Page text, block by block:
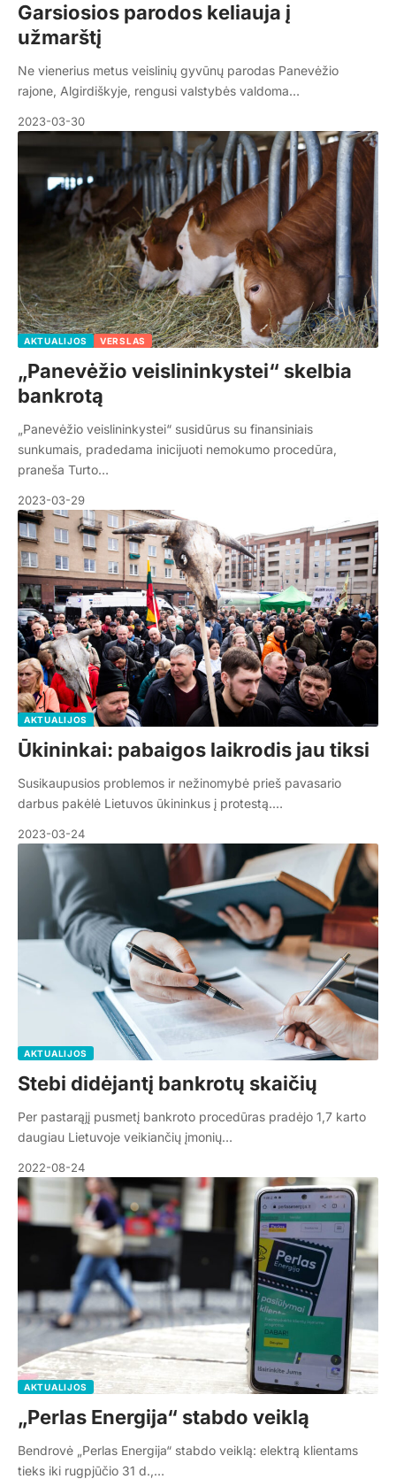
Garsiosios parodos keliauja į
užmarštį
Ne vienerius metus veislinių gyvūnų parodas Panevėžio
rajone, Algirdiškyje, rengusi valstybės valdoma…
2023-03-30
AKTUALIJOS VERSLAS
„Panevėžio veislininkystei“ skelbia
bankrotą
„Panevėžio veislininkystei“ susidūrus su finansiniais
sunkumais, pradedama inicijuoti nemokumo procedūra,
praneša Turto…
2023-03-29
AKTUALIJOS
Ūkininkai: pabaigos laikrodis jau tiksi
Susikaupusios problemos ir nežinomybė prieš pavasario
darbus pakėlė Lietuvos ūkininkus į protestą.…
2023-03-24
AKTUALIJOS
Stebi didėjantį bankrotų skaičių
Per pastarąjį pusmetį bankroto procedūras pradėjo 1,7 karto
daugiau Lietuvoje veikiančių įmonių…
2022-08-24
AKTUALIJOS
„Perlas Energija“ stabdo veiklą
Bendrovė „Perlas Energija“ stabdo veiklą: elektrą klientams
tieks iki rugpjūčio 31 d.,…